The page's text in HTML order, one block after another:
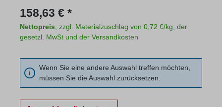
Regulärer Preis:
158,63 € *
Nettopreis , zzgl. Materialzuschlag von 0,72 €/kg, der
gesetzl. MwSt und der Versandkosten
Wenn Sie eine andere Auswahl treffen möchten,
müssen Sie die Auswahl zurücksetzen.